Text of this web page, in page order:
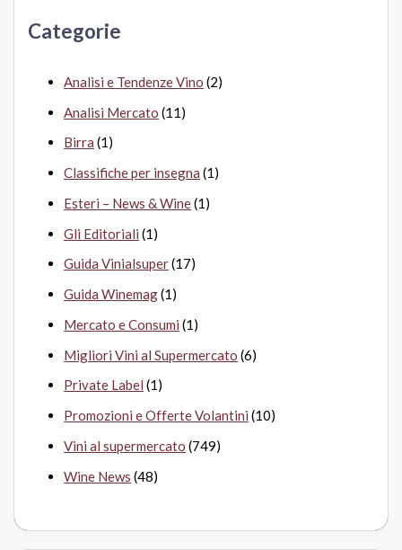
:Categorie
Analisi e Tendenze Vino (2)
Analisi Mercato (11)
Birra (1)
Classifiche per insegna (1)
Esteri – News & Wine(1)
Gli Editoriali (1)
Guida Vinialsuper(17)
Guida Winemag(1)
Mercato e Consumi (1)
Migliori Vini al Supermercato (6)
Private Label (1)
Promozioni e Offerte Volantini (10)
Vini al supermercato (749)
Wine News (48)